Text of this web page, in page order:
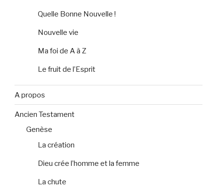
Quelle Bonne Nouvelle !
Nouvelle vie
Ma foi de A à Z
Le fruit de l’Esprit
A propos
Ancien Testament
Genèse
La création
Dieu crée l’homme et la femme
La chute